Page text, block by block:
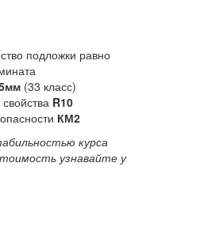
подложки равно
(33 класс)
R10
КМ2
курса
узнавайте у